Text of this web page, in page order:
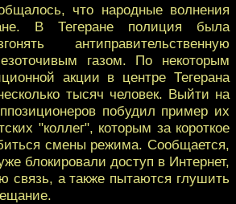
что народные волнения
В Тегеране полиция была
антиправительственную
газом. По некоторым
акции в центре Тегерана
тысяч человек. Выйти на
побудил пример их
"коллег", которым за короткое
смены режима. Сообщается,
блокировали доступ в Интернет,
связь, а также пытаются глушить